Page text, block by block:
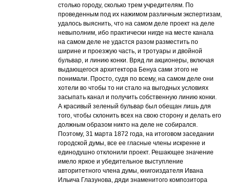
столько городу, сколько трем учредителям. По
проведенным под их нажимом различным экспертизам,
удалось выяснить, что на самом деле проект на деле
невыполним, ибо практически нигде на месте канала
на самом деле не удастся разом разместить по
ширине и проезжую часть, и тротуары и двойной
бульвар, и линию конки. Вряд ли акционеры, включая
выдающегося архитектора Бенуа сами этого не
понимали. Просто, судя по всему, на самом деле они
хотели во чтобы то ни стало на выгодных условиях
засыпать канал и получить собственную линию конки.
А красивый зеленый бульвар был обещан лишь для
того, чтобы склонить всех на свою сторону и делать его
должным образом никто на деле не собирался.
Поэтому, 31 марта 1872 года, на итоговом заседании
городской думы, все ее гласные члены искренне и
единодушно отклонили проект. Решающее значение
имело яркое и убедительное выступление
авторитетного члена думы, книгоиздателя Ивана
Ильича Глазунова, дяди знаменитого композитора